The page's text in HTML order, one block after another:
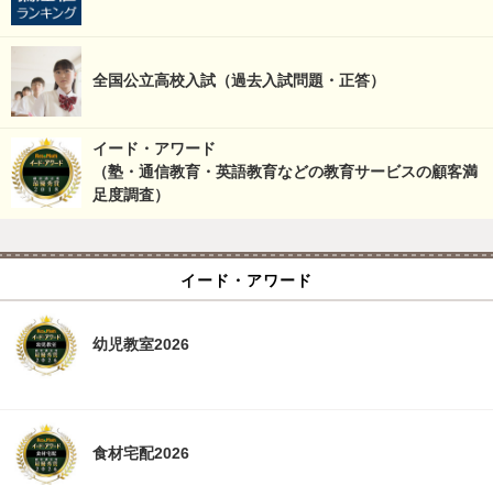
全国公立高校入試（過去入試問題・正答）
イード・アワード
（塾・通信教育・英語教育などの教育サービスの顧客満
足度調査）
イード・アワード
幼児教室2026
食材宅配2026